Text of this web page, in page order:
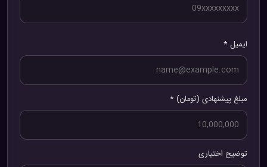
ایمیل *
مبلغ پیشنهادی (تومان) *
توضیح اختیاری